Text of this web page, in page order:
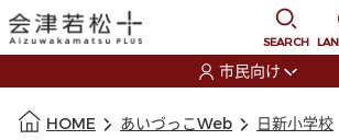
SEARCH
市民向け
HOME あいづっこWeb
日新小学校